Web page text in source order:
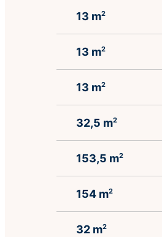
13 m2
13 m2
13 m2
32,5 m2
153,5 m2
154 m2
32 m2